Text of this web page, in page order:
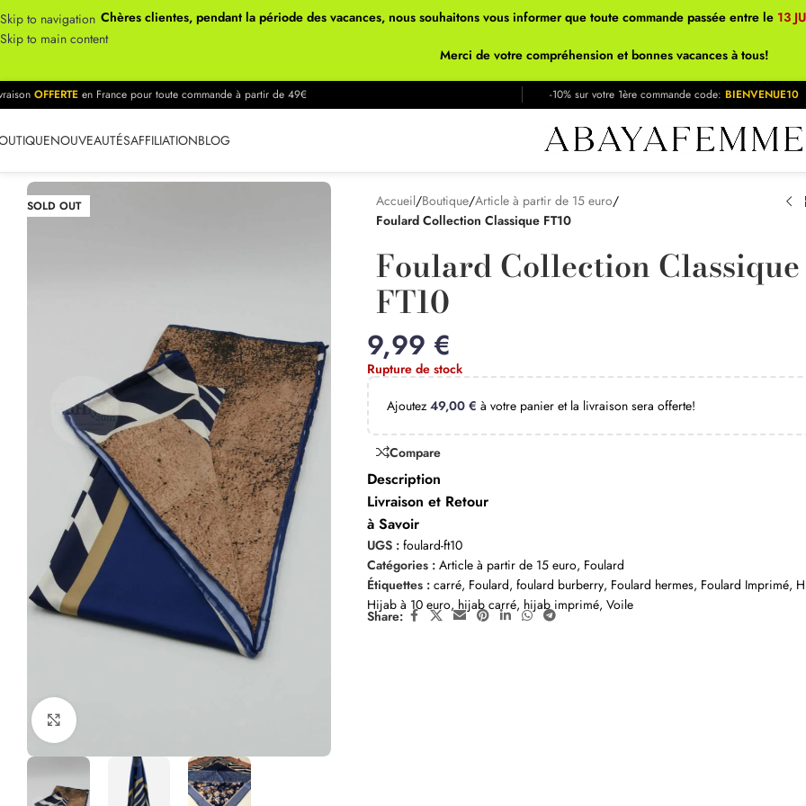
Skip to navigation
Skip to main content
Chères clientes, pendant la période des vacances, nous souhaitons vous informer que toute commande passée entre le 13
Merci de votre compréhension et bonnes vacances à tous!
OFFERTE en France pour toute commande à partir de 49€ -10% sur votre 1ère commande code: BIENVENUE10
NOUVEAUTÉSAFFILIATIONBLOG
SOLD OUT Accueil/Boutique/Article à partir de 15 euro/
Foulard Collection Classique FT10
Foulard Collection Classique
FT10
9,99 €
Rupture de stock
Ajoutez49,00€ à votre panier et la livraison sera offerte!
Compare
Description
Livraison et Retour
à Savoir
UGS :foulard-ft10
Catégories : Article à partir de 15 euro, Foulard
Étiquettes : carré, Foulard, foulard burberry, Foulard hermes, Foulard Imprimé,
Hijab à 10 euro, hijab carré, hijab imprimé, Voile
Share: